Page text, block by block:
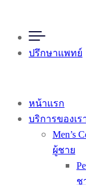
ปรึกษาแพทย์
หน้าแรก
บริการของเร
Men’s
ผู้ชาย
ช